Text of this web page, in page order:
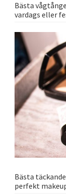
Bästa
vardags eller
Bästa
perfekt